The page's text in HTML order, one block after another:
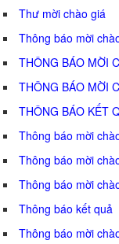
Thư mời chào giá
Thông báo mời
THÔNG BÁO MỜI
THÔNG BÁO MỜI
THÔNG BÁO KẾT
Thông báo mời
Thông báo mời
Thông báo mời
Thông báo kết quả
Thông báo mời